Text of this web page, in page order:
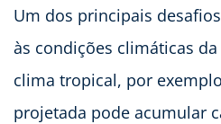
Um dos principais
às condições climáticas
clima tropical, por
projetada pode acumular